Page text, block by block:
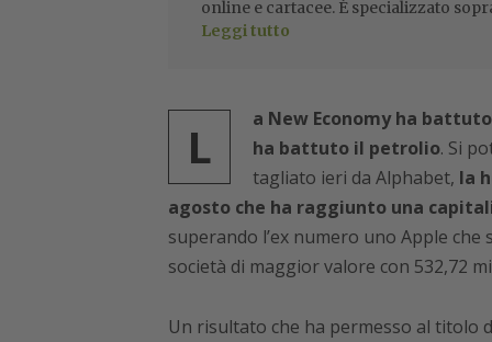
online e cartacee. È specializzato
Leggi tutto
L
a New Economy ha
ha battuto il petrolio. Si
tagliato ieri da Alphabet, la
agosto che ha raggiunto una
superando l’ex numero uno Apple che
società di maggior valore con 532,72
Un risultato che ha permesso al titolo